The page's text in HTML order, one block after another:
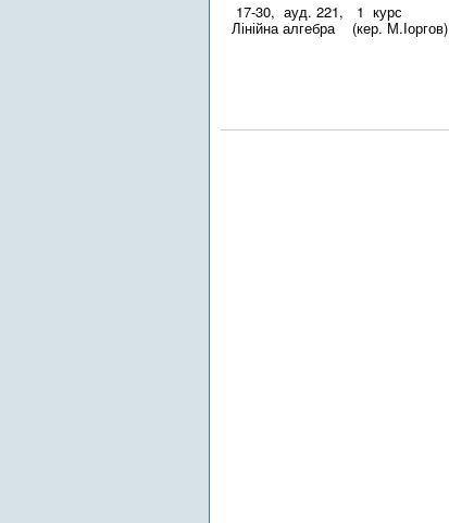
17-30, ауд. 221, 1 курс
Лінійна алгебра (кер. М.Іоргов)